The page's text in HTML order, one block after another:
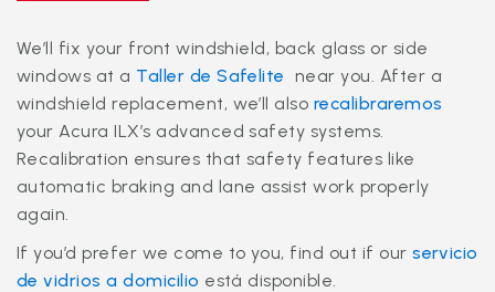
We’ll fix your front windshield, back glass or side
windows at a Taller de Safelite near you. After a
windshield replacement, we’ll also recalibraremos
your Acura ILX’s advanced safety systems.
Recalibration ensures that safety features like
automatic braking and lane assist work properly
again.
If you’d prefer we come to you, find out if ourservicio
de vidrios a domicilio está disponible.